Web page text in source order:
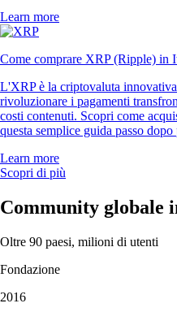
Learn more
Come comprare XRP (Ripple) in
L'XRP è la criptovaluta
rivoluzionare i pagamenti
costi contenuti. Scopri come
questa semplice guida passo dopo
Learn more
Scopri di più
Community globale
Oltre 90 paesi, milioni di utenti
Fondazione
2016